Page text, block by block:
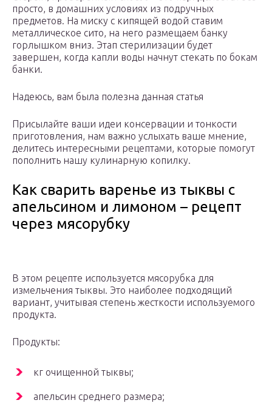
просто, в домашних условиях из подручных
предметов. На миску с кипящей водой ставим
металлическое сито, на него размещаем банку
горлышком вниз. Этап стерилизации будет
завершен, когда капли воды начнут стекать по бокам
банки.
Надеюсь, вам была полезна данная статья
Присылайте ваши идеи консервации и тонкости
приготовления, нам важно услыхать ваше мнение,
делитесь интересными рецептами, которые помогут
пополнить нашу кулинарную копилку.
Как сварить варенье из тыквы с
апельсином и лимоном – рецепт
через мясорубку
В этом рецепте используется мясорубка для
измельчения тыквы. Это наиболее подходящий
вариант, учитывая степень жесткости используемого
продукта.
Продукты:
кг очищенной тыквы;
апельсин среднего размера;